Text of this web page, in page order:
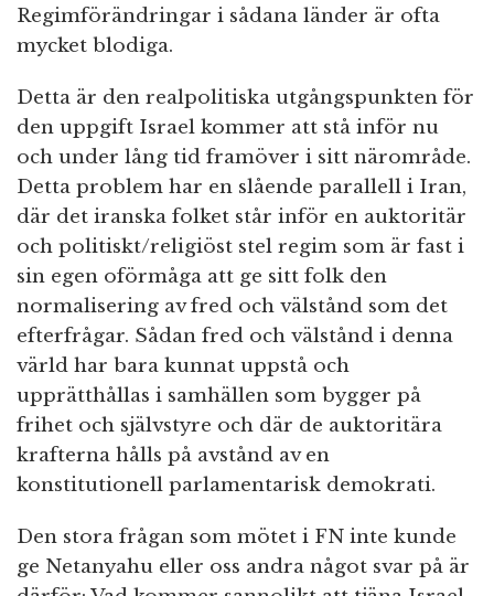
Regimförändringar i sådana länder är ofta
mycket blodiga.
Detta är den realpolitiska utgångspunkten för
den uppgift Israel kommer att stå inför nu
och under lång tid framöver i sitt närområde.
Detta problem har en slående parallell i Iran,
där det iranska folket står inför en auktoritär
och politiskt/religiöst stel regim som är fast i
sin egen oförmåga att ge sitt folk den
normalisering av fred och välstånd som det
efterfrågar. Sådan fred och välstånd i denna
värld har bara kunnat uppstå och
upprätthållas i samhällen som bygger på
frihet och självstyre och där de auktoritära
krafterna hålls på avstånd av en
konstitutionell parlamentarisk demokrati.
Den stora frågan som mötet i FN inte kunde
ge Netanyahu eller oss andra något svar på är